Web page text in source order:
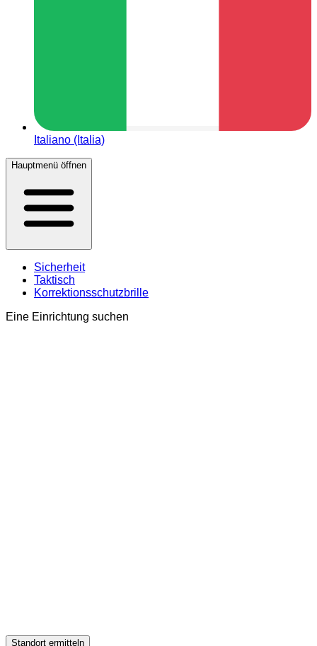
Italiano (Italia)
Hauptmenü öffnen
Sicherheit
Taktisch
Korrektionsschutzbrille
Eine Einrichtung suchen
Standort ermitteln